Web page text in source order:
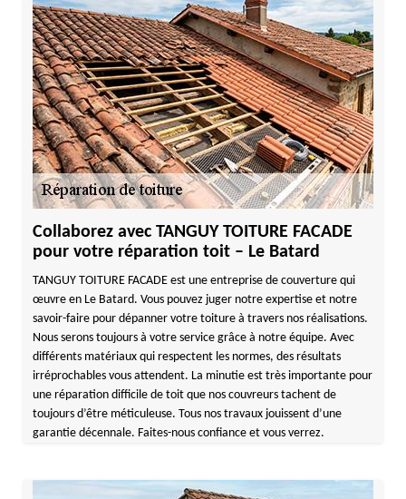
Collaborez avec TANGUY TOITURE FACADE
pour votre réparation toit – Le Batard
TANGUY TOITURE FACADE est une entreprise de couverture qui
œuvre en Le Batard. Vous pouvez juger notre expertise et notre
savoir-faire pour dépanner votre toiture à travers nos réalisations.
Nous serons toujours à votre service grâce à notre équipe. Avec
différents matériaux qui respectent les normes, des résultats
irréprochables vous attendent. La minutie est très importante pour
une réparation difficile de toit que nos couvreurs tachent de
toujours d’être méticuleuse. Tous nos travaux jouissent d’une
garantie décennale. Faites-nous confiance et vous verrez.